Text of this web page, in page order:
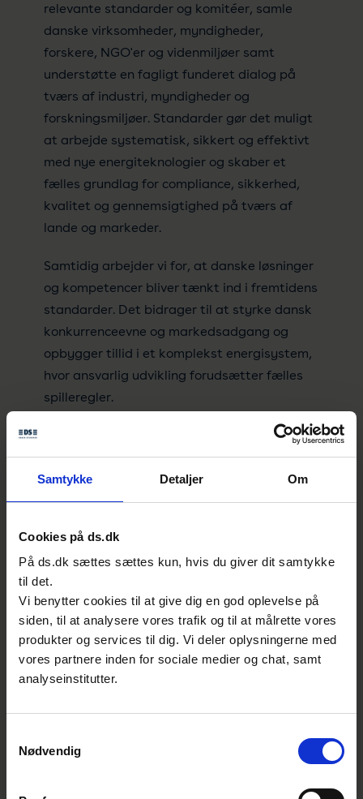
Samtykke Detaljer Om
Cookies på ds.dk
På ds.dk sættes sættes kun, hvis du giver dit samtykke
til det.
Vi benytter cookies til at give dig en god oplevelse på
siden, til at analysere vores trafik og til at målrette vores
produkter og services til dig. Vi deler oplysningerne med
vores partnere inden for sociale medier og chat, samt
analyseinstitutter.
Nødvendig
relevante standarder og komitéer, samle
danske virksomheder, myndigheder,
forskere, NGO'er og videnmiljøer samt
understøtte en fagligt funderet dialog på
tværs af industri, myndigheder og
forskningsmiljøer. Standarder gør det muligt
at arbejde systematisk, sikkert og effektivt
med nye energiteknologier og skaber et
fælles grundlag for compliance, sikkerhed,
kvalitet og gennemsigtighed på tværs af
lande og markeder.
Samtidig arbejder vi for, at danske løsninger
og kompetencer bliver tænkt ind i fremtidens
standarder. Det bidrager til at styrke dansk
konkurrenceevne og markedsadgang og
opbygger tillid i et komplekst energisystem,
hvor ansvarlig udvikling forudsætter fælles
spilleregler.
Vil du vide mere om standarders bidrag til
Asker Juul Aagren
Standardisering | Byggeri, Energi og
Birgitte Ostertag
Seniorkonsulent, energi & transport
Transport